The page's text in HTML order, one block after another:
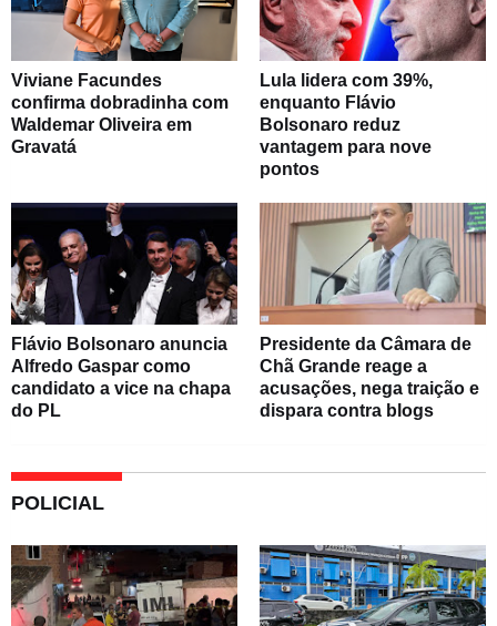
Viviane Facundes
confirma dobradinha com
Waldemar Oliveira em
Gravatá
Lula lidera com 39%,
enquanto Flávio
Bolsonaro reduz
vantagem para nove
pontos
Flávio Bolsonaro anuncia
Alfredo Gaspar como
candidato a vice na chapa
do PL
Presidente da Câmara de
Chã Grande reage a
acusações, nega traição e
dispara contra blogs
POLICIAL